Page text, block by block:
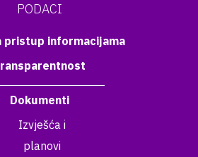
PODACI
pristup informacijama
Dokumenti
Izvješća i
planovi